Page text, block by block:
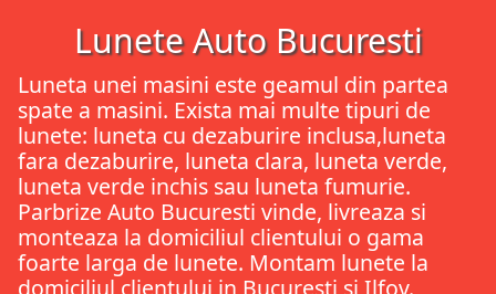
Lunete Auto Bucuresti
Luneta unei masini este geamul din partea
spate a masini. Exista mai multe tipuri de
lunete: luneta cu dezaburire inclusa,luneta
fara dezaburire, luneta clara, luneta verde,
luneta verde inchis sau luneta fumurie.
Parbrize Auto Bucuresti vinde, livreaza si
monteaza la domiciliul clientului o gama
foarte larga de lunete. Montam lunete la
domiciliul clientului in Bucuresti si Ilfov.